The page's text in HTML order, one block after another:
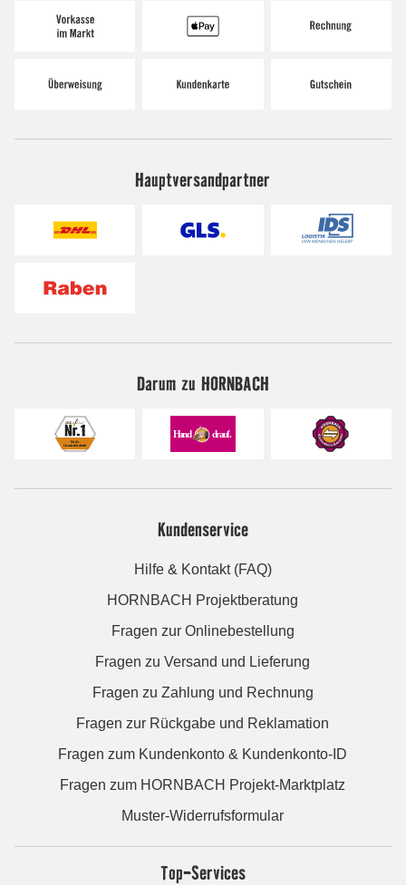
Hauptversandpartner
Darum zu HORNBACH
Kundenservice
Hilfe & Kontakt (FAQ)
HORNBACH Projektberatung
Fragen zur Onlinebestellung
Fragen zu Versand und Lieferung
Fragen zu Zahlung und Rechnung
Fragen zur Rückgabe und Reklamation
Fragen zum Kundenkonto & Kundenkonto-ID
Fragen zum HORNBACH Projekt-Marktplatz
Muster-Widerrufsformular
Top-Services